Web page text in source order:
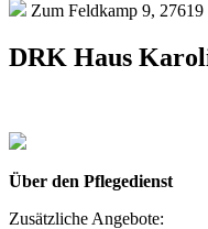
Zum Feldkamp 9,
DRK Haus
Über den Pflegedienst
Zusätzliche Angebote: